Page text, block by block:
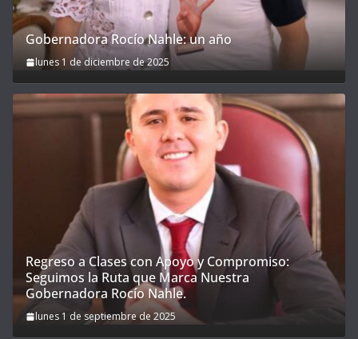
Gobernadora Rocío Nahle: un año
lunes 1 de diciembre de 2025
Regreso a Clases con Apoyo y Compromiso:
Seguimos la Ruta que Marca Nuestra
Gobernadora Rocío Nahle.
lunes 1 de septiembre de 2025